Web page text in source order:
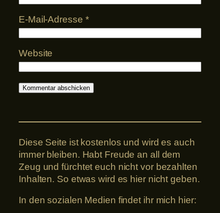
E-Mail-Adresse *
Website
Diese Seite ist kostenlos und wird es auch
immer bleiben. Habt Freude an all dem
Zeug und fürchtet euch nicht vor bezahlten
Inhalten. So etwas wird es hier nicht geben.
In den sozialen Medien findet ihr mich hier: